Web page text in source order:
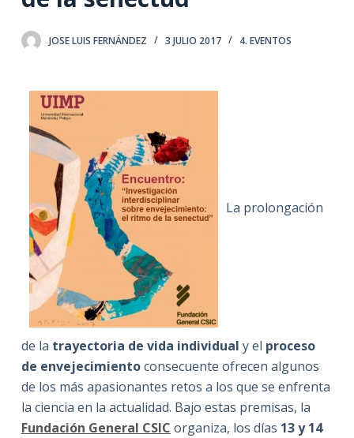
e
JOSE LUIS FERNÁNDEZ 3 JULIO 2017 4. EVENTOS
La prolongación
de la trayectoria de vida individual y el proceso
de envejecimientoconsecuente ofrecen algunos
de los más apasionantes retos a los que se enfrenta
la ciencia en la actualidad. Bajo estas premisas, la
Fundación General CSIC organiza, los días 13 y 14